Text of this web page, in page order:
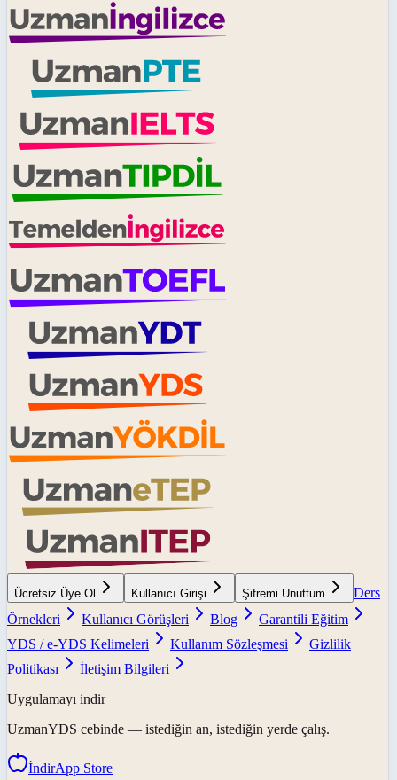
Ücretsiz Üye Ol Kullanıcı Girişi Şifremi Unuttum
Ders
Örnekleri
Kullanıcı Görüşleri Blog
Garantili Eğitim
YDS / e-YDS Kelimeleri
Kullanım Sözleşmesi
Gizlilik
Politikası
İletişim Bilgileri
Uygulamayı indir
UzmanYDS cebinde — istediğin an, istediğin yerde çalış.
İndirApp Store